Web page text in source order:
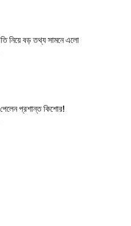
নিয়ে বড় তথ্য সামনে এলো
প্রশান্ত কিশোর!